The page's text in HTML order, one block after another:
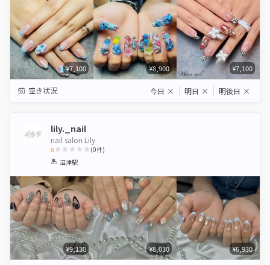
¥7,100 ¥8,900 ¥7,100
空き状況 今日 × 明日 × 明後日 ×
lily._nail
nail salon Lily
0
1 2 3 4
(0件)
沼津駅
¥9,130 ¥8,030 ¥6,930